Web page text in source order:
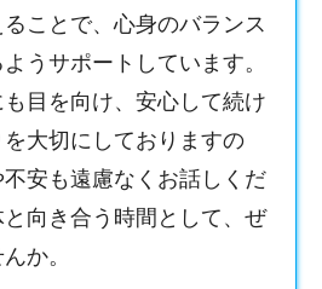
ことで、心身のバランス
うサポートしています。
目を向け、安心して続け
大切にしておりますの
安も遠慮なくお話しくだ
向き合う時間として、ぜ
か。